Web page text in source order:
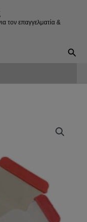
τον επαγγελματία &